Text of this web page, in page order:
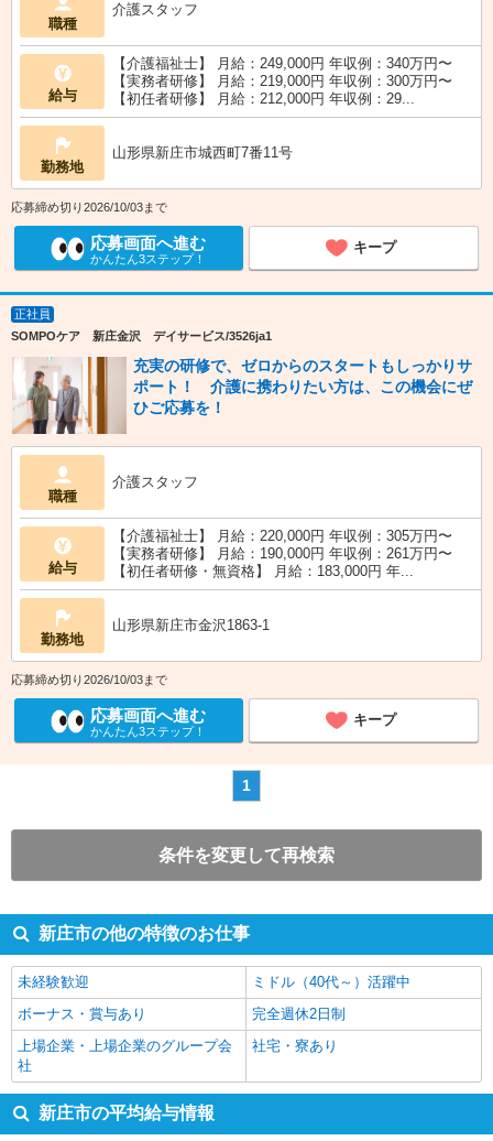
職種
介護スタッフ
給与
【介護福祉士】 月給：249,000円 年収例：340万円〜
【実務者研修】 月給：219,000円 年収例：300万円〜
【初任者研修】 月給：212,000円 年収例：29...
勤務地
山形県新庄市城西町7番11号
応募締め切り2026/10/03まで
応募画面へ進む
かんたん3ステップ！
キープ
正社員
SOMPOケア 新庄金沢 デイサービス/3526ja1
充実の研修で、ゼロからのスタートもしっかりサ
ポート！ 介護に携わりたい方は、この機会にぜ
ひご応募を！
職種
介護スタッフ
給与
【介護福祉士】 月給：220,000円 年収例：305万円〜
【実務者研修】 月給：190,000円 年収例：261万円〜
【初任者研修・無資格】 月給：183,000円 年...
勤務地
山形県新庄市金沢1863-1
応募締め切り2026/10/03まで
応募画面へ進む
かんたん3ステップ！
キープ
1
条件を変更して再検索
新庄市の他の特徴のお仕事
未経験歓迎
ミドル（40代～）活躍中
ボーナス・賞与あり
完全週休2日制
上場企業・上場企業のグループ会
社
社宅・寮あり
新庄市の平均給与情報